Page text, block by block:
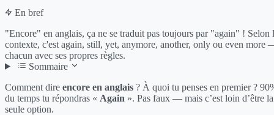
En bref
"Encore" en anglais, ça ne se traduit pas toujours par "again" ! Selon
contexte, c'est again, still, yet, anymore, another, only ou even more
chacun avec ses propres règles.
Sommaire
Comment dire encore en anglais ? À quoi tu penses en premier ?
du temps tu répondras « Again ». Pas faux — mais c’est loin d’être la
seule option.